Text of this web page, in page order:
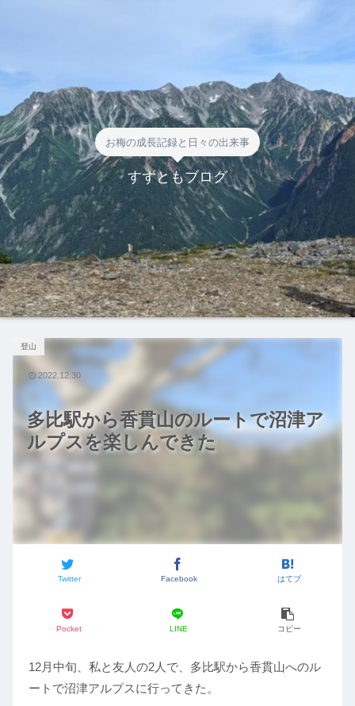
お梅の成長記録と日々の出来事
すずともブログ
多比駅から香貫山のルートで沼津ア
ルプスを楽しんできた
登山
Twitter Facebook はてブ
Pocket LINE コピー
2022.12.30
12月中旬、私と友人の2人で、多比駅から香貫山へのル
ートで沼津アルプスに行ってきた。